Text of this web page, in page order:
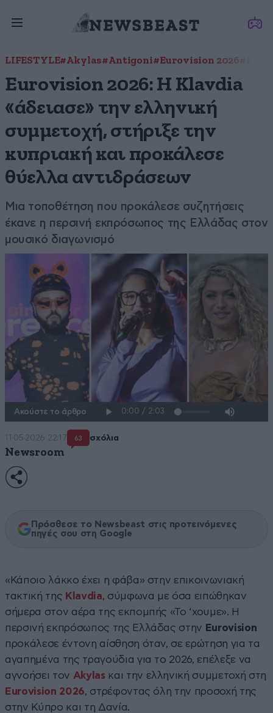
LIFESTYLE#Akylas#Antigoni#Eurovision 2026
Eurovision 2026: Η Klavdia
«άδειασε» την ελληνική
συμμετοχή, στήριξε την
κυπριακή και προκάλεσε
θύελλα αντιδράσεων
Μια τοποθέτηση που προκάλεσε συζητήσεις
έκανε η περσινή εκπρόσωπος της Ελλάδας στον
μουσικό διαγωνισμό
Ακούστε το άρθρο
11·05·2026 22:17 63 σχόλια
Newsroom
Πρόσθεσε το Newsbeast στις προτεινόμενες
πηγές σου στη Google
«Κάποιο λάκκο έχει η φάβα» στην επικοινωνιακή
τακτική της Klavdia, σύμφωνα με όσα ειπώθηκαν
σήμερα στον αέρα της εκπομπής «Το ‘χουμε». Η
περσινή εκπρόσωπος της Ελλάδας στην Eurovision
προκάλεσε έντονη αίσθηση όταν, σε ερώτηση για τα
αγαπημένα της τραγούδια για το 2026, επέλεξε να
αγνοήσει τον Akylasκαι την ελληνική συμμετοχή στη
Eurovision 2026, στρέφοντας όλη την προσοχή της
στην Κύπρο και τη Δανία.